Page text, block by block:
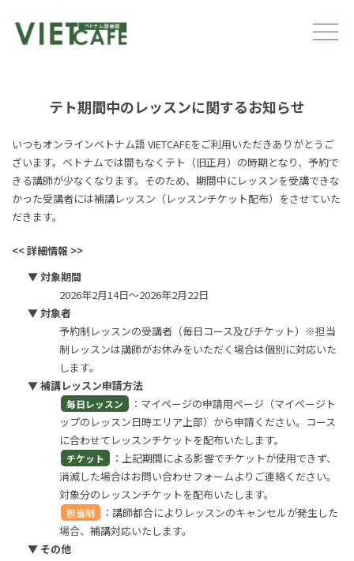
テト期間中のレッスンに関するお知らせ
いつもオンラインベトナム語 VIETCAFEをご利用いただきありがとうご
ざいます。ベトナムでは間もなくテト（旧正月）の時期となり、予約で
きる講師が少なくなります。そのため、期間中にレッスンを受講できな
かった受講者には補講レッスン（レッスンチケット配布）をさせていた
だきます。
<< 詳細情報 >>
▼ 対象期間
2026年2月14日～2026年2月22日
▼ 対象者
予約制レッスンの受講者（毎日コース及びチケット）※担当
制レッスンは講師がお休みをいただく場合は個別に対応いた
します。
▼ 補講レッスン申請方法
毎日レッスン
：マイページの申請用ページ（マイページト
ップのレッスン日時エリア上部）から申請ください。コース
に合わせてレッスンチケットを配布いたします。
チケット
：上記期間による影響でチケットが使用できず、
消滅した場合はお問い合わせフォームよりご連絡ください。
対象分のレッスンチケットを配布いたします。
担当制
：講師都合によりレッスンのキャンセルが発生した
場合、補講対応いたします。
▼ その他